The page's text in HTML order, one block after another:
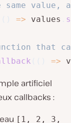
value,
=> values
that
=>
artificiel
callbacks :
[1, 2, 3,